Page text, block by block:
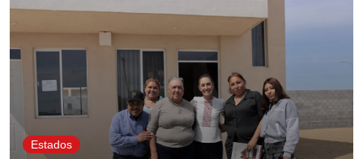
Estados